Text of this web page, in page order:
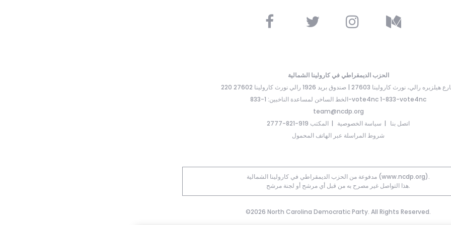
الحزب الديمقراطي في كارولينا الشمالية
هيلزبره رالي، نورث كارولينا 27603 | صندوق بريد 1926 رالي نورث كارولينا 27602
الخط الساخن لمساعدة الناخبين: 1-833-vote4nc 1-833-vote4nc
team@ncdp.org
المكتب 919-821-2777
سياسة الخصوصية
اتصل بنا
شروط المراسلة عبر الهاتف المحمول
مدفوعة من الحزب الديمقراطي في كارولينا الشمالية (www.ncdp.org).
هذا التواصل غير مصرح به من قبل أي مرشح أو لجنة مرشح.
©2026 North Carolina Democratic Party. All Rights Reserved.